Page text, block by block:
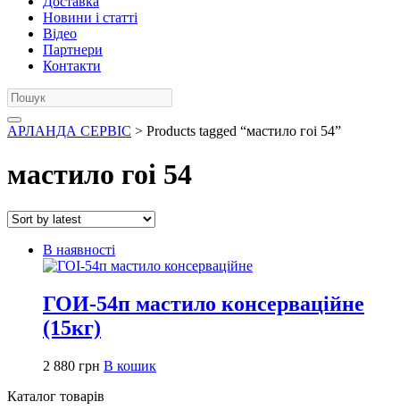
Новини і статті
Відео
Партнери
Контакти
АРЛАНДА СЕРВІС > Products tagged “мастило гоі 54”
мастило гоі 54
В наявності
ГОИ-54п мастило консерваційне
(15кг)
2 880 грн В кошик
Каталог товарів